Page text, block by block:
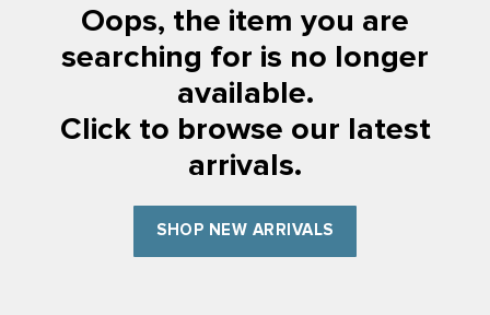
Oops, the item you are
searching for is no longer
available.
Click to browse our latest
arrivals.
SHOP NEW ARRIVALS